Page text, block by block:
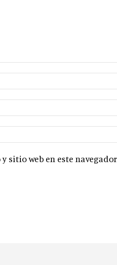
sitio web en este